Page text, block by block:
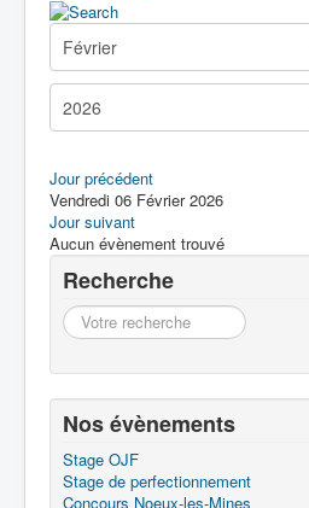
Boîte à Outils
Contact
Jour précédent
Vendredi 06 Février 2026
Jour suivant
Aucun évènement trouvé
Recherche
Recherche
Nos évènements
Stage OJF
Stage de perfectionnement
Concours Noeux-les-Mines